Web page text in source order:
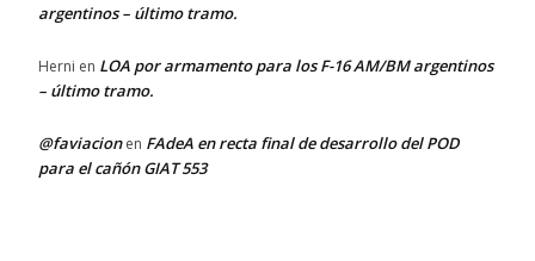
argentinos – último tramo.
Herni en LOA por armamento para los F-16 AM/BM argentinos
– último tramo.
@faviacionen FAdeA en recta final de desarrollo del POD
para el cañón GIAT 553